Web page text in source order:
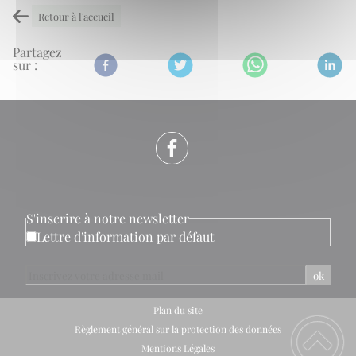
Retour à l'accueil
Partagez
sur :
S'inscrire à notre newsletter
Lettre d'information par défaut
ok
Plan du site
Règlement général sur la protection des données
Mentions Légales